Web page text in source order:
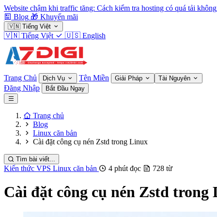
Website chậm khi traffic tăng: Cách kiểm tra hosting có quá tải không
Blog 🎁 Khuyến mãi
🇻🇳 Tiếng Việt
🇻🇳 Tiếng Việt 🇺🇸 English
Trang Chủ Dịch Vụ Tên Miền Giải Pháp Tài Nguyên
Đăng Nhập Bắt Đầu Ngay
Trang chủ
Blog
Linux căn bản
Cài đặt công cụ nén Zstd trong Linux
Tìm bài viết...
Kiến thức VPS Linux căn bản 4 phút đọc 728 từ
Cài đặt công cụ nén Zstd trong